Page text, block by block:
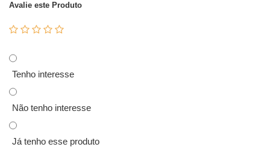
Avalie este Produto
Tenho interesse
Não tenho interesse
Já tenho esse produto